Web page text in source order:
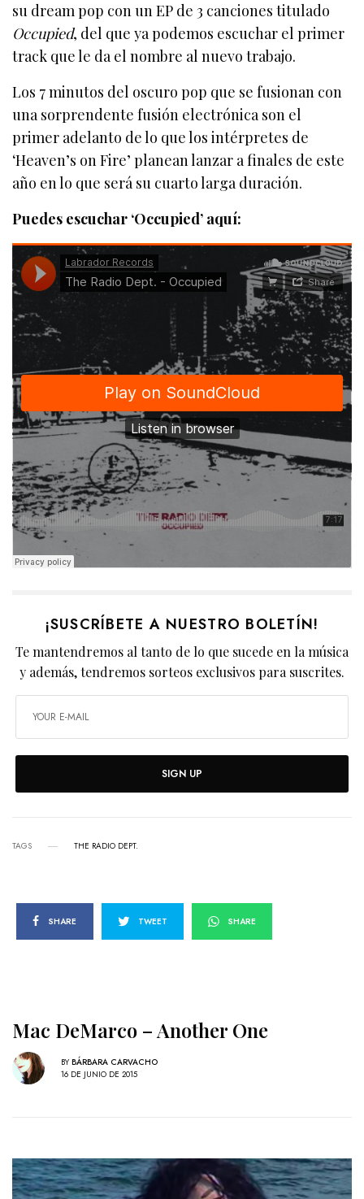
su dream pop con un EP de 3 canciones titulado
Occupied, del que ya podemos escuchar el primer
track que le da el nombre al nuevo trabajo.
Los 7 minutos del oscuro pop que se fusionan con
una sorprendente fusión electrónica son el
primer adelanto de lo que los intérpretes de
‘Heaven’s on Fire’ planean lanzar a finales de este
año en lo que será su cuarto larga duración.
Puedes escuchar ‘Occupied’ aquí:
¡SUSCRÍBETE A NUESTRO BOLETÍN!
Te mantendremos al tanto de lo que sucede en la música
y además, tendremos sorteos exclusivos para suscrites.
SIGN UP
TAGS THE RADIO DEPT.
SHARE TWEET SHARE
Mac DeMarco – Another One
BY BÁRBARA CARVACHO
16 DE JUNIO DE 2015